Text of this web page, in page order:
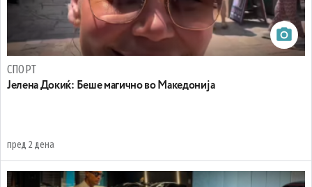
СПОРТ
Јелена Докиќ: Беше магично во Македонија
пред 2 дена